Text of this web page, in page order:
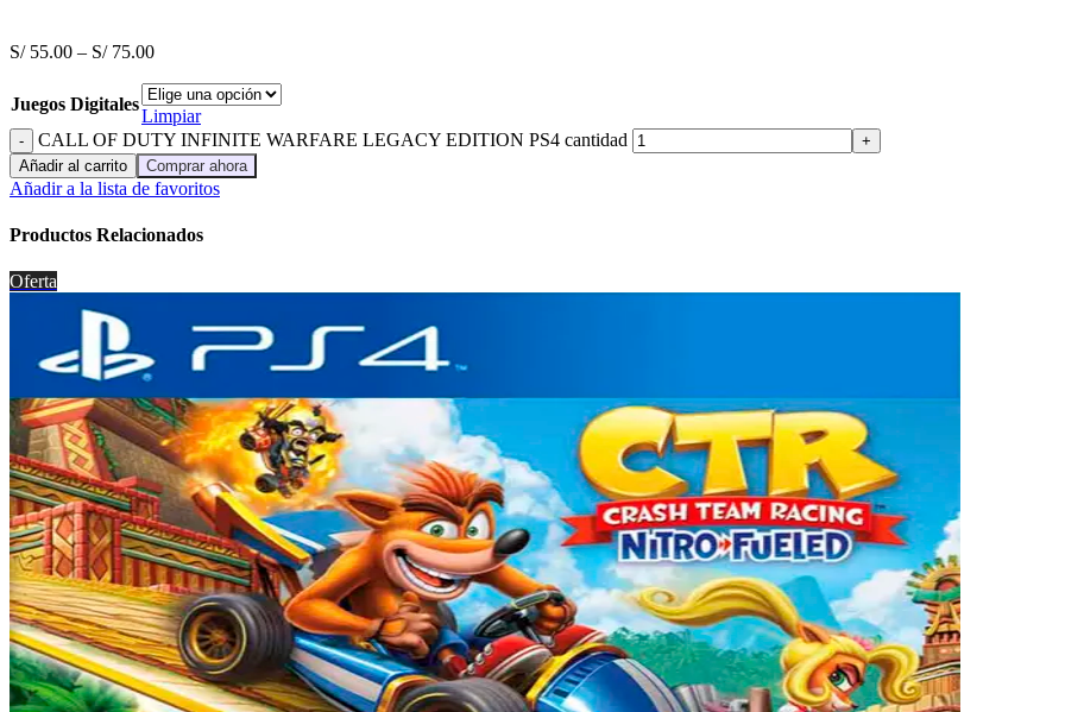
S/55.00 – S/75.00
Juegos Digitales
Limpiar
CALL OF DUTY INFINITE WARFARE LEGACY EDITION PS4 cantidad
Añadir al carrito Comprar ahora
Añadir a la lista de favoritos
Productos Relacionados
Oferta